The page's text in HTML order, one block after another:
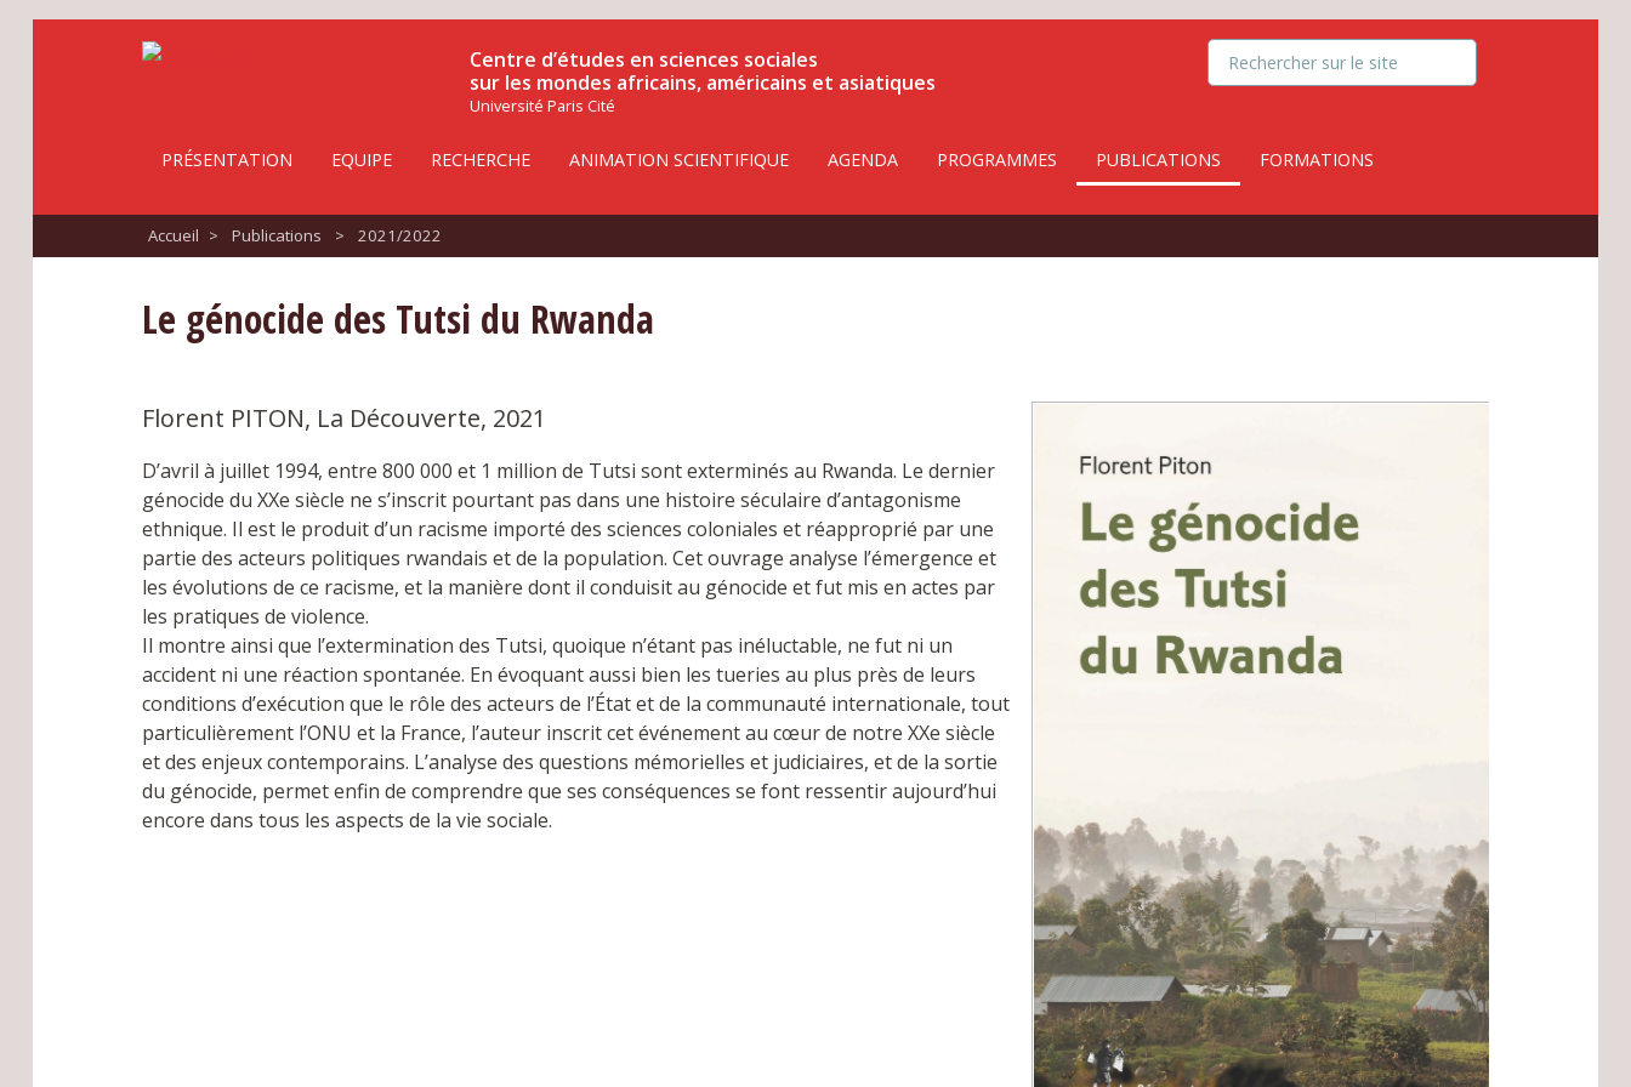
Centre d’études en sciences sociales
sur les mondes africains, américains et asiatiques
Université Paris Cité
PRÉSENTATION EQUIPE RECHERCHE ANIMATION SCIENTIFIQUE AGENDA PROGRAMMES PUBLICATIONS FORMATIONS
Accueil > Publications > 2021/2022
Le génocide des Tutsi du Rwanda
Florent PITON, La Découverte, 2021
D’avril à juillet 1994, entre 800 000 et 1 million de Tutsi sont exterminés au Rwanda. Le dernier
génocide du XXe siècle ne s’inscrit pourtant pas dans une histoire séculaire d’antagonisme
ethnique. Il est le produit d’un racisme importé des sciences coloniales et réapproprié par une
partie des acteurs politiques rwandais et de la population. Cet ouvrage analyse l’émergence et
les évolutions de ce racisme, et la manière dont il conduisit au génocide et fut mis en actes par
les pratiques de violence.
Il montre ainsi que l’extermination des Tutsi, quoique n’étant pas inéluctable, ne fut ni un
accident ni une réaction spontanée. En évoquant aussi bien les tueries au plus près de leurs
conditions d’exécution que le rôle des acteurs de l’État et de la communauté internationale, tout
particulièrement l’ONU et la France, l’auteur inscrit cet événement au cœur de notre XXe siècle
et des enjeux contemporains. L’analyse des questions mémorielles et judiciaires, et de la sortie
du génocide, permet enfin de comprendre que ses conséquences se font ressentir aujourd’hui
encore dans tous les aspects de la vie sociale.